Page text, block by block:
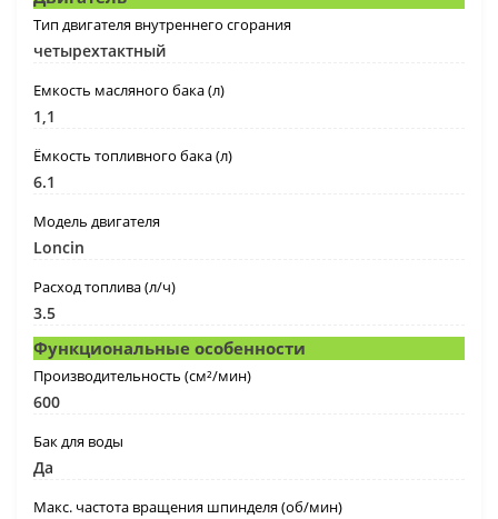
Тип двигателя внутреннего сгорания
четырехтактный
Емкость масляного бака (л)
1,1
Ёмкость топливного бака (л)
6.1
Модель двигателя
Loncin
Расход топлива (л/ч)
3.5
Функциональные особенности
Производительность (см²/мин)
600
Бак для воды
Да
Макс. частота вращения шпинделя (об/мин)